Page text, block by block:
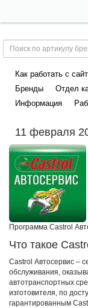
Как работать с
Бренды
Отдел
Информация
11 февраля
Программа Сastrol
Что такое
Castrol Автосервис –
обслуживания,
автотранспортных
изготовителя, по
гарантированным